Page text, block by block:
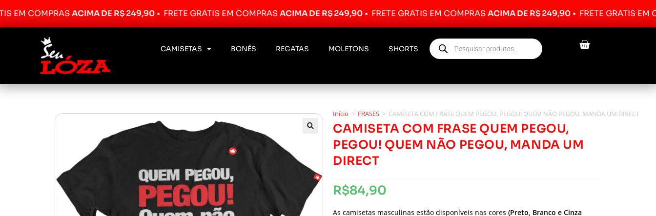
COMPRASACIMA DE R$ 249,90• FRETE GRÁTIS EM COMPRASACIMA DE R$ 249,90• FRETE GRÁTIS EM COMPRASACIMA DE R$ 249,90• FRETE GRÁTIS EM
CAMISETAS BONÉS REGATAS MOLETONS SHORTS
Início > FRASES > CAMISETA COM FRASE QUEM PEGOU, PEGOU! QUEM NÃO PEGOU, MANDA UM DIRECT
CAMISETA COM FRASE QUEM PEGOU,
PEGOU! QUEM NÃO PEGOU, MANDA UM
DIRECT
R$84,90
As camisetas masculinas estão disponíveis nas cores (Preto, Branco e Cinza